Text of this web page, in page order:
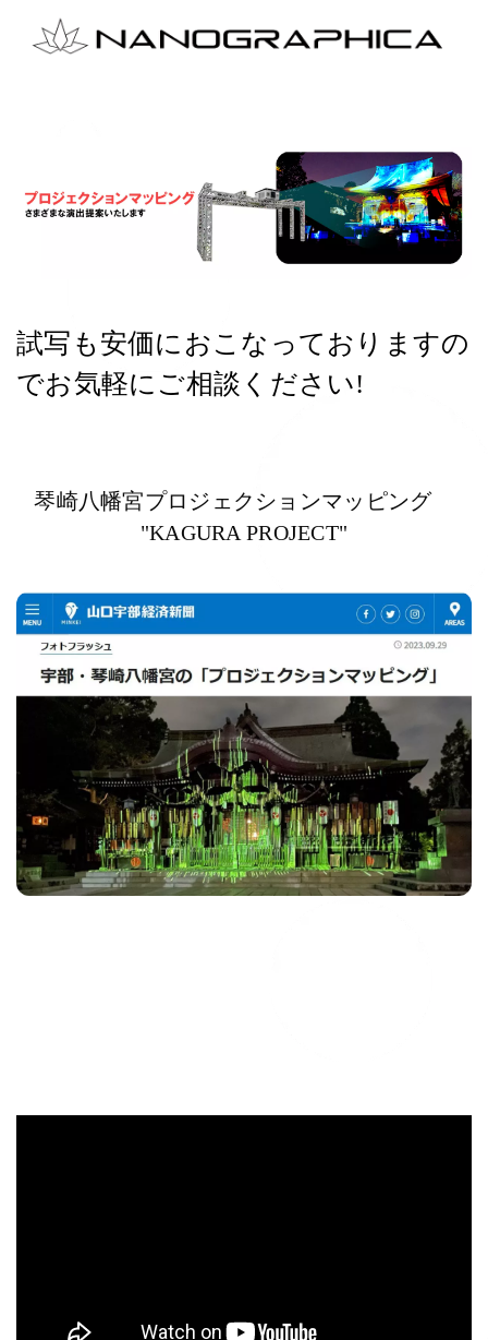
試写も安価におこなっておりますの
でお気軽にご相談ください!
琴崎八幡宮プロジェクションマッピング
"KAGURA PROJECT"